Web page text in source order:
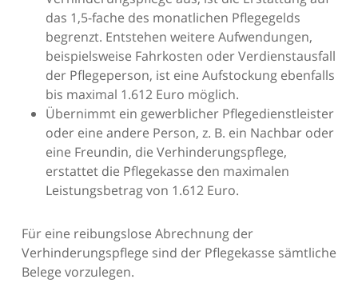
das 1,5-fache des monatlichen Pflegegelds
begrenzt. Entstehen weitere Aufwendungen,
beispielsweise Fahrkosten oder Verdienstausfall
der Pflegeperson, ist eine Aufstockung ebenfalls
bis maximal 1.612 Euro möglich.
Übernimmt ein gewerblicher Pflegedienstleister
oder eine andere Person, z. B. ein Nachbar oder
eine Freundin, die Verhinderungspflege,
erstattet die Pflegekasse den maximalen
Leistungsbetrag von 1.612 Euro.
Für eine reibungslose Abrechnung der
Verhinderungspflege sind der Pflegekasse sämtliche
Belege vorzulegen.